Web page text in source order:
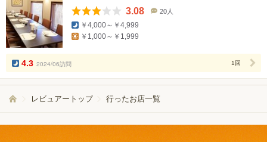
3.08
数
20人
￥4,000～￥4,999
￥1,000～￥1,999
4.3 2024/06訪問 1回
レビュアートップ 行ったお店一覧